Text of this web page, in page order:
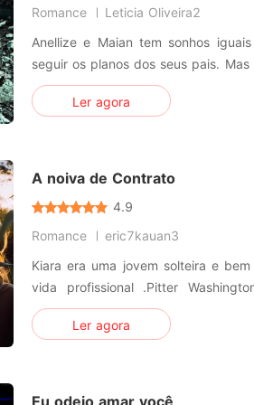
Romance
Leticia Oliveira2
Anellize e Maian tem sonhos
seguir os planos dos seus pais.
esbarram e eles lutam para
sonhos.Ler agora
A noiva de Contrato
4.9
Romance
eric7kauan3
Kiara era uma jovem solteira e
vida profissional .Pitter
solteirão e namorador.Que
financiamento para para alavancar
Ler agora
Eu odeio amar você